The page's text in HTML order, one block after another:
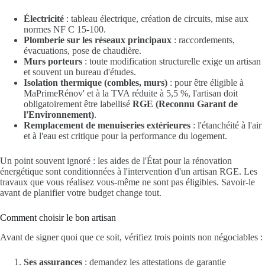
Électricité : tableau électrique, création de circuits, mise aux
normes NF C 15-100.
Plomberie sur les réseaux principaux : raccordements,
évacuations, pose de chaudière.
Murs porteurs : toute modification structurelle exige un artisan
et souvent un bureau d'études.
Isolation thermique (combles, murs) : pour être éligible à
MaPrimeRénov' et à la TVA réduite à 5,5 %, l'artisan doit
obligatoirement être labellisé RGE (Reconnu Garant de
l'Environnement).
Remplacement de menuiseries extérieures : l'étanchéité à l'air
et à l'eau est critique pour la performance du logement.
Un point souvent ignoré : les aides de l'État pour la rénovation
énergétique sont conditionnées à l'intervention d'un artisan RGE. Les
travaux que vous réalisez vous-même ne sont pas éligibles. Savoir-le
avant de planifier votre budget change tout.
Comment choisir le bon artisan
Avant de signer quoi que ce soit, vérifiez trois points non négociables :
Ses assurances : demandez les attestations de garantie